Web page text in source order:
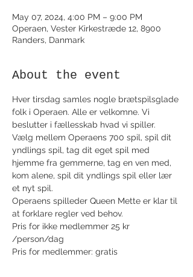
May 07, 2024, 4:00 PM – 9:00 PM
Operaen, Vester Kirkestræde 12, 8900
Randers, Danmark
About the event
Hver tirsdag samles nogle brætspilsglade
folk i Operaen. Alle er velkomne. Vi
beslutter i fællesskab hvad vi spiller.
Vælg mellem Operaens 700 spil, spil dit
yndlings spil, tag dit eget spil med
hjemme fra gemmerne, tag en ven med,
kom alene, spil dit yndlings spil eller lær
et nyt spil.
Operaens spilleder Queen Mette er klar til
at forklare regler ved behov.
Pris for ikke medlemmer 25 kr
/person/dag
Pris for medlemmer: gratis